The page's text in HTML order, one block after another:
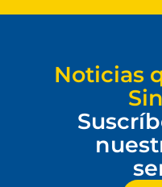
Noticias